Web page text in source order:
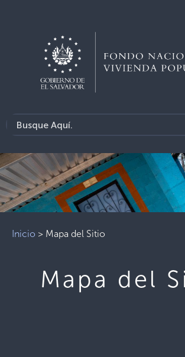
Inicio > Mapa del Sitio
Mapa del